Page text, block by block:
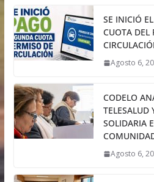
SE INICIÓ
CUOTA DEL
Agosto 6,
CODELO
TELESALUD
SOLIDARIA
Agosto 6,